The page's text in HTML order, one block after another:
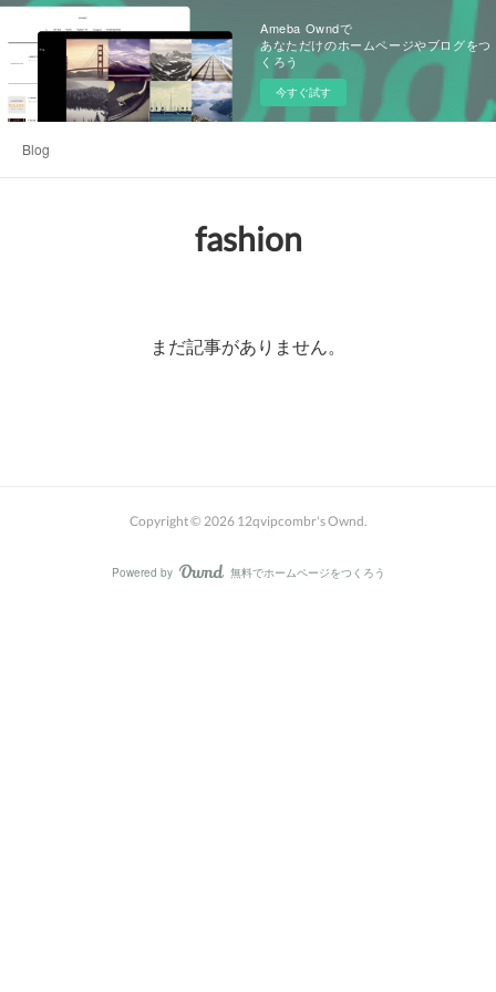
Ameba Owndで
あなただけのホームページやブログをつ
くろう
今すぐ試す
Blog
fashion
まだ記事がありません。
Copyright © 2026 12qvipcombr's Ownd.
Powered by AmebaOwnd
無料でホームページをつくろう